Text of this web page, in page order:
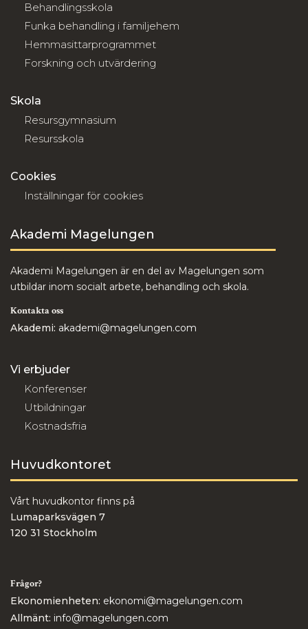
Behandlingsskola
Funka behandling i familjehem
Hemmasittarprogrammet
Forskning och utvärdering
Skola
Resursgymnasium
Resursskola
Cookies
Inställningar för cookies
Akademi Magelungen
Akademi Magelungen är en del av Magelungen som
utbildar inom socialt arbete, behandling och skola.
Kontakta oss
Akademi: akademi@magelungen.com
Vi erbjuder
Konferenser
Utbildningar
Kostnadsfria
Huvudkontoret
Vårt huvudkontor finns på
Lumaparksvägen 7
120 31 Stockholm
Frågor?
Ekonomienheten: ekonomi@magelungen.com
Allmänt: info@magelungen.com